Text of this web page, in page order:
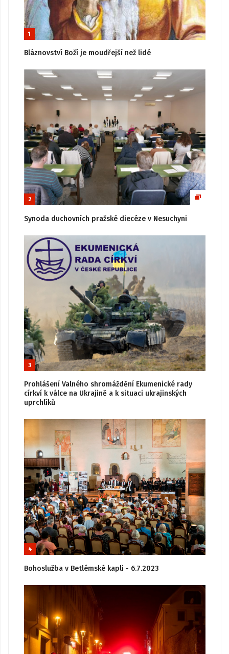
1
Bláznovství Boží je moudřejší než lidé
2
Synoda duchovních pražské diecéze v Nesuchyni
3
Prohlášení Valného shromáždění Ekumenické rady
církví k válce na Ukrajině a k situaci ukrajinských
uprchlíků
4
Bohoslužba v Betlémské kapli - 6.7.2023